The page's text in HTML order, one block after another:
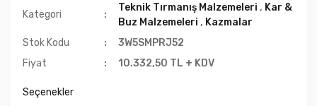
Kategori
Teknik Tırmanış Malzemeleri , Kar &
Buz Malzemeleri , Kazmalar
Stok Kodu
3W5SMPRJ52
Fiyat
10.332,50 TL + KDV
Seçenekler